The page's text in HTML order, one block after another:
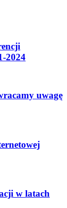
2024
uwagę
w latach